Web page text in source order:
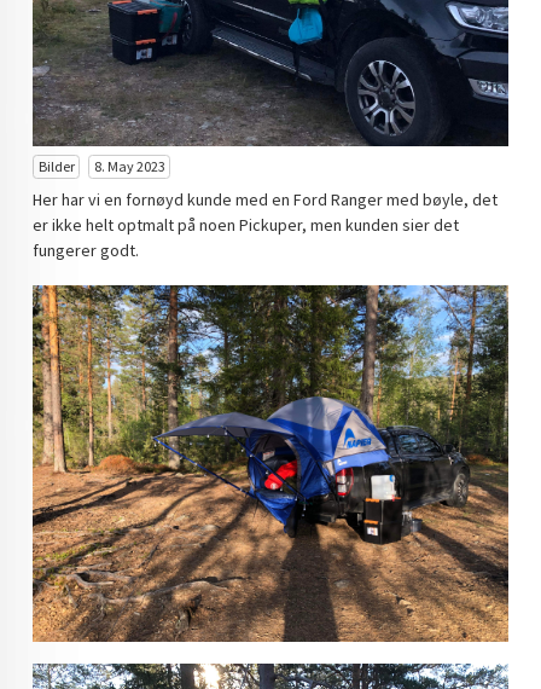
Bilder 8. May 2023
Her har vi en fornøyd kunde med en Ford Ranger med bøyle, det
er ikke helt optmalt på noen Pickuper, men kunden sier det
fungerer godt.